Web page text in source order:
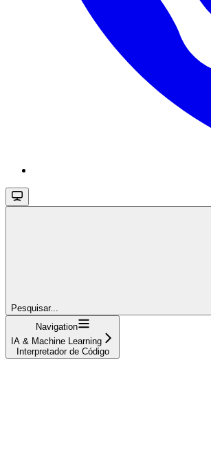
Pesquisar...
Navigation
IA & Machine Learning
Interpretador de Código